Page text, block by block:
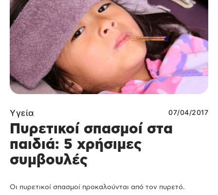
Υγεία 07/04/2017
Πυρετικοί σπασμοί στα
παιδιά: 5 χρήσιμες
συμβουλές
Οι πυρετικοί σπασμοί προκαλούνται από τον πυρετό.